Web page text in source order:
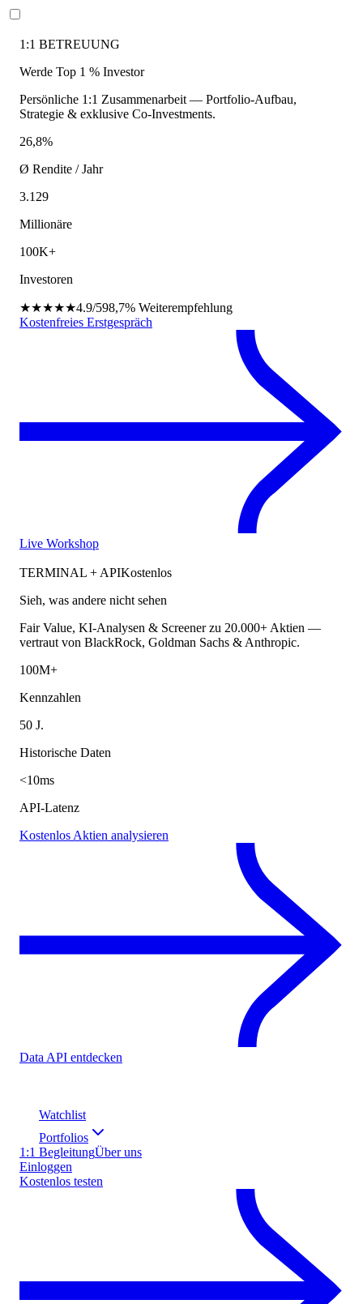
1:1 BETREUUNG
Werde Top 1 % Investor
Persönliche 1:1 Zusammenarbeit — Portfolio-Aufbau,
Strategie & exklusive Co-Investments.
26,8%
Ø Rendite / Jahr
3.129
Millionäre
100K+
Investoren
★★★★★4.9/598,7% Weiterempfehlung
Kostenfreies Erstgespräch
Live Workshop
TERMINAL + APIKostenlos
Sieh, was andere nicht sehen
Fair Value, KI-Analysen & Screener zu 20.000+ Aktien —
vertraut von BlackRock, Goldman Sachs & Anthropic.
100M+
Kennzahlen
50 J.
Historische Daten
<10ms
API-Latenz
Kostenlos Aktien analysieren
Data API entdecken
Watchlist
Portfolios
1:1 BegleitungÜber uns
Einloggen
Kostenlos testen